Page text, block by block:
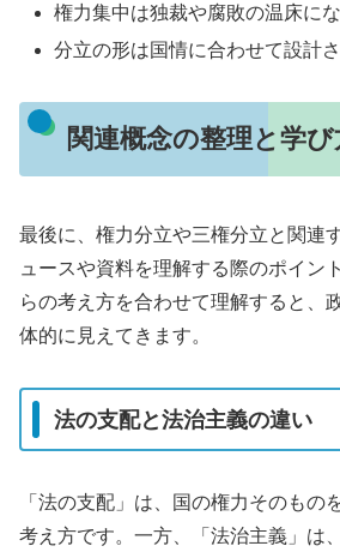
権力集中は独裁や腐敗の温床に
分立の形は国情に合わせて設計
関連概念の整理と学
最後に、権力分立や三権分立と関連
ュースや資料を理解する際のポイン
らの考え方を合わせて理解すると、
体的に見えてきます。
法の支配と法治主義の違い
「法の支配」は、国の権力そのもの
考え方です。一方、「法治主義」は